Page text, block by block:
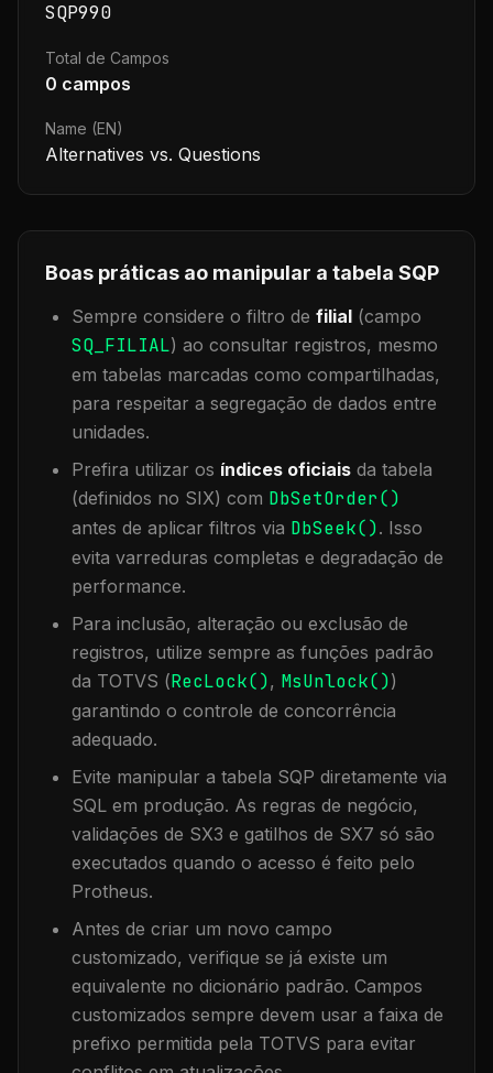
SQP990
Total de Campos
0 campos
Name (EN)
Alternatives vs. Questions
Boas práticas ao manipular a tabela SQP
Sempre considere o filtro de filial (campo
SQ_FILIAL) ao consultar registros, mesmo
em tabelas marcadas como compartilhadas,
para respeitar a segregação de dados entre
unidades.
Prefira utilizar os índices oficiais da tabela
(definidos no SIX) com DbSetOrder()
antes de aplicar filtros via DbSeek(). Isso
evita varreduras completas e degradação de
performance.
Para inclusão, alteração ou exclusão de
registros, utilize sempre as funções padrão
da TOTVS (RecLock(), MsUnlock())
garantindo o controle de concorrência
adequado.
Evite manipular a tabela SQP diretamente via
SQL em produção. As regras de negócio,
validações de SX3 e gatilhos de SX7 só são
executados quando o acesso é feito pelo
Protheus.
Antes de criar um novo campo
customizado, verifique se já existe um
equivalente no dicionário padrão. Campos
customizados sempre devem usar a faixa de
prefixo permitida pela TOTVS para evitar